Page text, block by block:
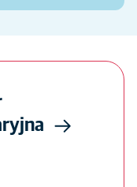
Ukryj mapę